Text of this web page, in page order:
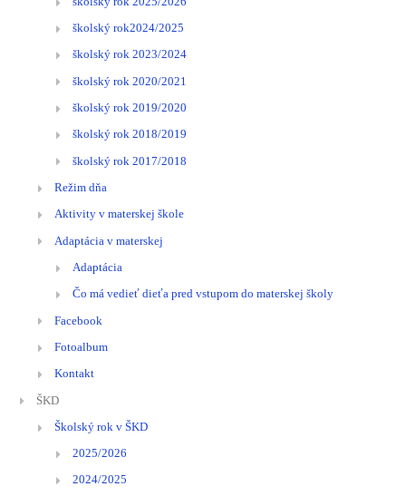
školský rok2024/2025
školský rok 2023/2024
školský rok 2020/2021
školský rok 2019/2020
školský rok 2018/2019
školský rok 2017/2018
Režim dňa
Aktivity v materskej škole
Adaptácia v materskej
Adaptácia
Čo má vedieť dieťa pred vstupom do materskej školy
Facebook
Fotoalbum
Kontakt
ŠKD
Školský rok v ŠKD
2025/2026
2024/2025